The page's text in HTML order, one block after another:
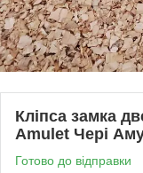
Кліпса замка
Amulet Чері
Готово до відправки